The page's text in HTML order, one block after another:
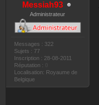
Messiah93
Administrateur
Messages : 322
Sujets : 77
Inscription : 28-08-2011
Réputation :
Localisation: Royaume de
Belgique